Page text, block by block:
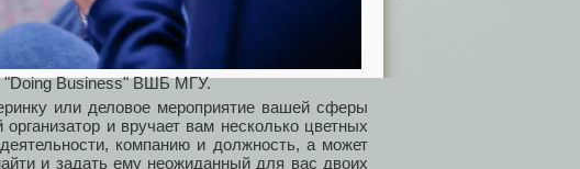
"Doing Business" ВШБ МГУ.
или деловое мероприятие вашей сферы
и вручает вам несколько цветных
компанию и должность, а может
и задать ему неожиданный для вас двоих